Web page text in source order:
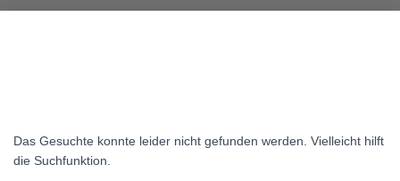
Das Gesuchte konnte leider nicht gefunden werden. Vielleicht hilft
die Suchfunktion.